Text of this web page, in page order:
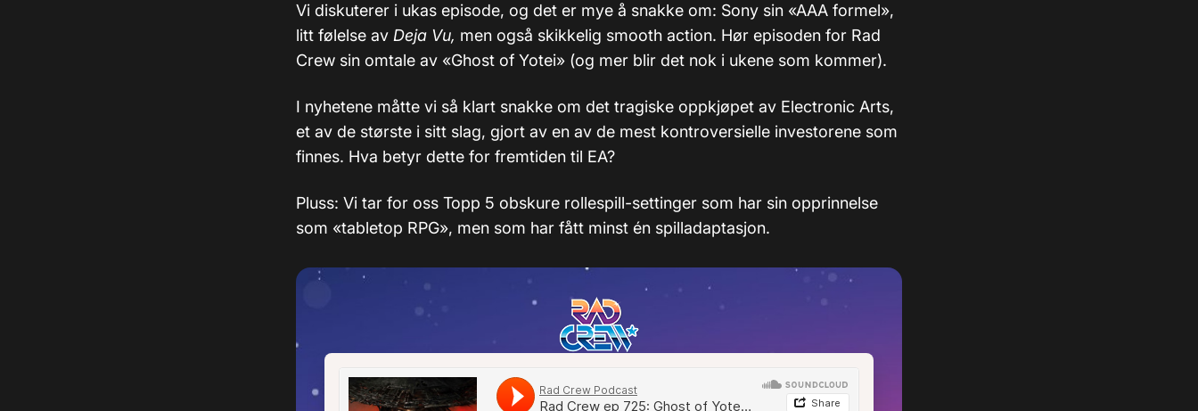
Vi diskuterer i ukas episode, og det er mye å snakke om: Sony sin «AAA formel»,
litt følelse av Deja Vu, men også skikkelig smooth action. Hør episoden for Rad
Crew sin omtale av «Ghost of Yotei» (og mer blir det nok i ukene som kommer).
I nyhetene måtte vi så klart snakke om det tragiske oppkjøpet av Electronic Arts,
et av de største i sitt slag, gjort av en av de mest kontroversielle investorene som
finnes. Hva betyr dette for fremtiden til EA?
Pluss: Vi tar for oss Topp 5 obskure rollespill-settinger som har sin opprinnelse
som «tabletop RPG», men som har fått minst én spilladaptasjon.